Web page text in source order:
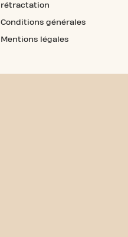
rétractation
Conditions générales
Mentions légales